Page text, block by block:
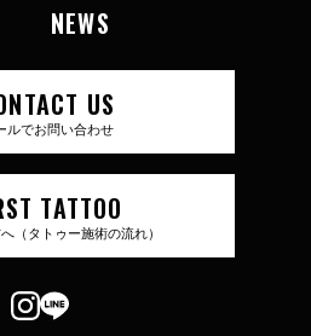
NEWS
US
ルでお問い合わせ
TATTOO
（タトゥー施術の流れ）